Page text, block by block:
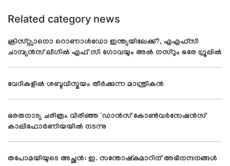
Related category news
ക്രിസ്റ്റ്യാനൊ റൊണാള്‍ഡോ ഇന്ത്യയിലേക്ക്?, എഎഫ്‌സി
ചാമ്പ്യൻസ് ലീഗില്‍ എഫ് സി ഗോവയും അല്‍ നസ്റും ഒരേ ഗ്രൂപ്പില്‍
വേദികളില്‍ ശബ്ദവിസ്മയം തീര്‍ക്കുന്ന മാന്ത്രികന്‍
ഭരതനാട്യ ചരിത്രം വിരിഞ്ഞ 'ഡാന്‍സ് കോണ്‍വര്‍സേഷന്‍സ്'
കാലിഫോര്‍ണിയയില്‍ നടന്നു
തപോമയിയുടെ അച്ഛന്‍: ഇ. സന്തോഷ്‌കുമാറിന് അഭിനന്ദനങ്ങള്‍